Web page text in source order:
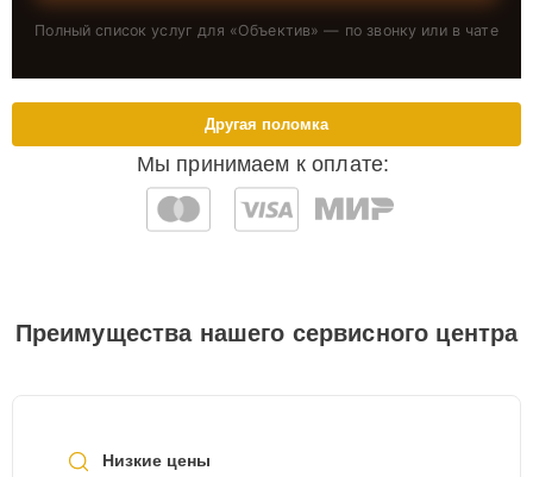
Полный список услуг для «Объектив» — по звонку или в чате
Мы принимаем к оплате:
Другая поломка
Преимущества нашего сервисного центра
Низкие цены